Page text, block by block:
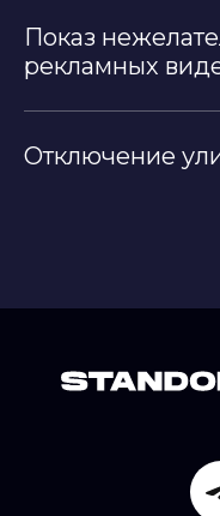
Показ
рекламных
Отключение
Политика
Правила